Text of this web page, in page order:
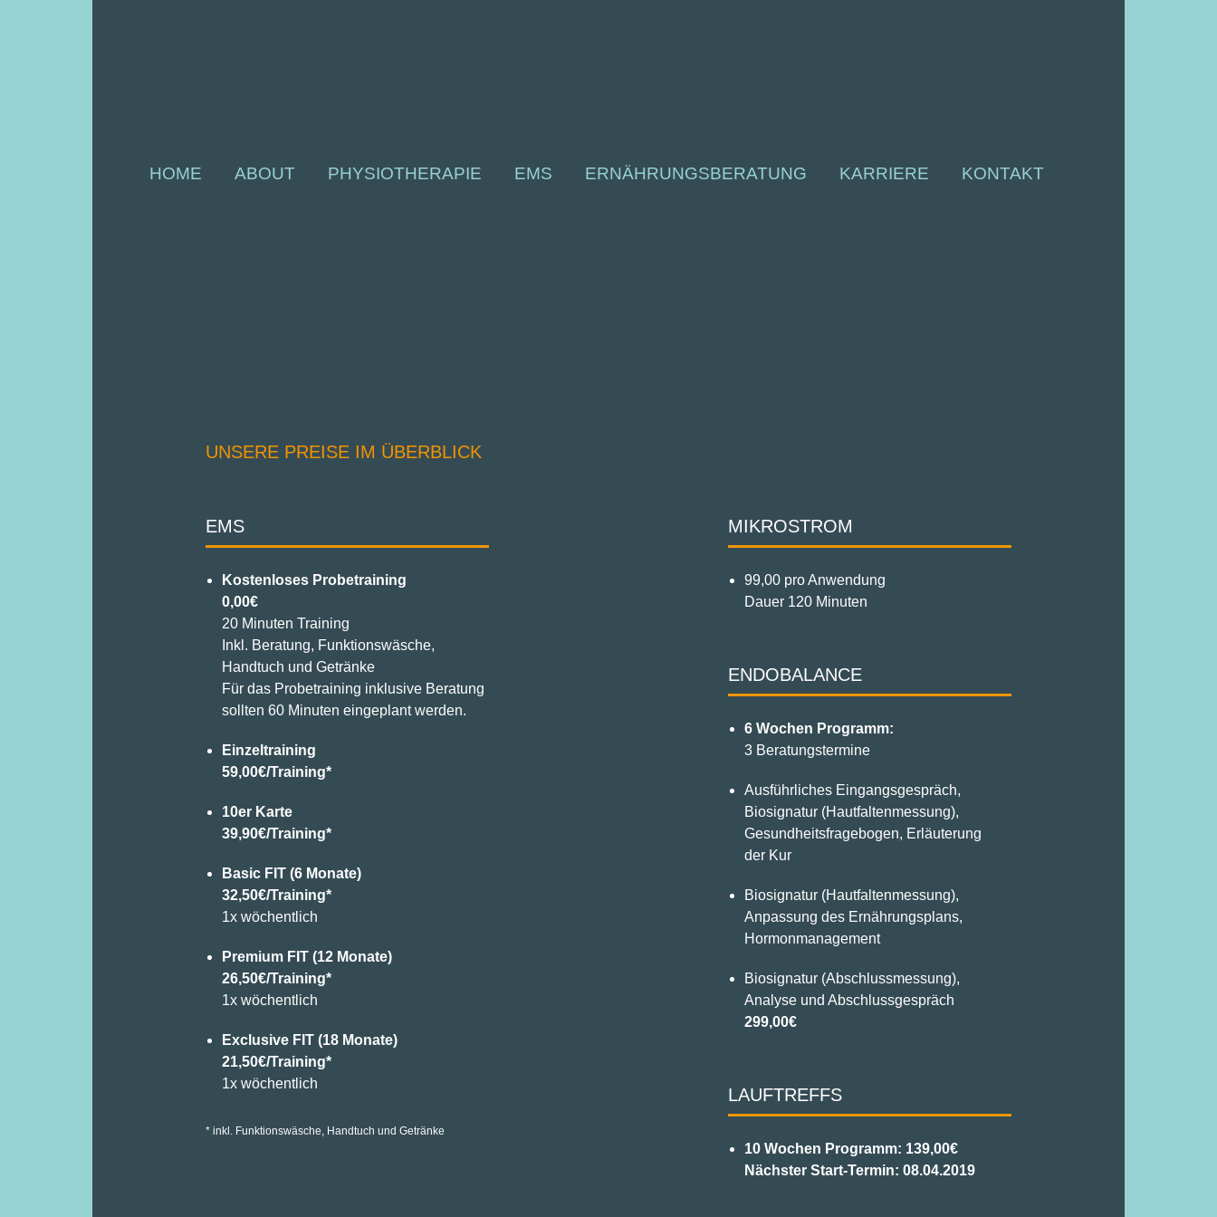
HOME ABOUT PHYSIOTHERAPIE EMS ERNÄHRUNGSBERATUNG KARRIERE KONTAKT
UNSERE PREISE IM ÜBERBLICK
EMS
Kostenloses Probetraining
0,00€
20 Minuten Training
Inkl. Beratung, Funktionswäsche,
Handtuch und Getränke
Für das Probetraining inklusive Beratung
sollten 60 Minuten eingeplant werden.
Einzeltraining
59,00€/Training*
10er Karte
39,90€/Training*
Basic FIT (6 Monate)
32,50€/Training*
1x wöchentlich
Premium FIT (12 Monate)
26,50€/Training*
1x wöchentlich
Exclusive FIT (18 Monate)
21,50€/Training*
1x wöchentlich
* inkl. Funktionswäsche, Handtuch und Getränke
MIKROSTROM
99,00 pro Anwendung
Dauer 120 Minuten
ENDOBALANCE
6 Wochen Programm:
3 Beratungstermine
Ausführliches Eingangsgespräch,
Biosignatur (Hautfaltenmessung),
Gesundheitsfragebogen, Erläuterung
der Kur
Biosignatur (Hautfaltenmessung),
Anpassung des Ernährungsplans,
Hormonmanagement
Biosignatur (Abschlussmessung),
Analyse und Abschlussgespräch
299,00€
LAUFTREFFS
10 Wochen Programm: 139,00€
Nächster Start-Termin: 08.04.2019